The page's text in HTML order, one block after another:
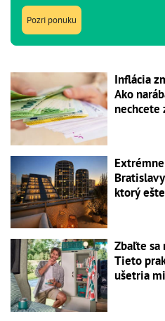
Pozri ponuku
Inflácia
Ako
nechcete
ktorý
Zbaľte sa
Tieto
ušetria